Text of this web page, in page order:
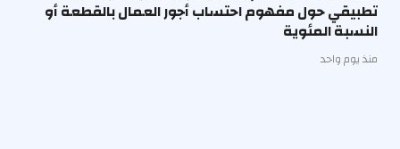
تطبيقي حول مفهوم احتساب أجور العمال بالقطعة أو
النسبة المئوية
منذ يوم واحد